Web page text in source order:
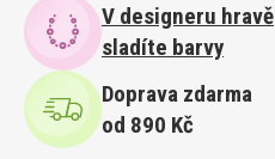
V designeru hravě
sladíte barvy
Doprava zdarma
od 890 Kč